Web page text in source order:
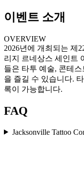
이벤트 소개
OVERVIEW
2026년에 개최되는 제
리지 르네상스 세인트
들은 타투 예술, 콘테
을 즐길 수 있습니다.
록이 가능합니다.
FAQ
Jacksonville Tattoo